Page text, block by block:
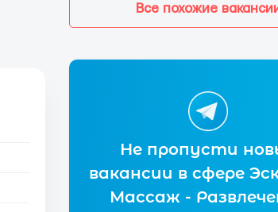
Все похожие
Не пропусти
вакансии в сфере
Массаж -